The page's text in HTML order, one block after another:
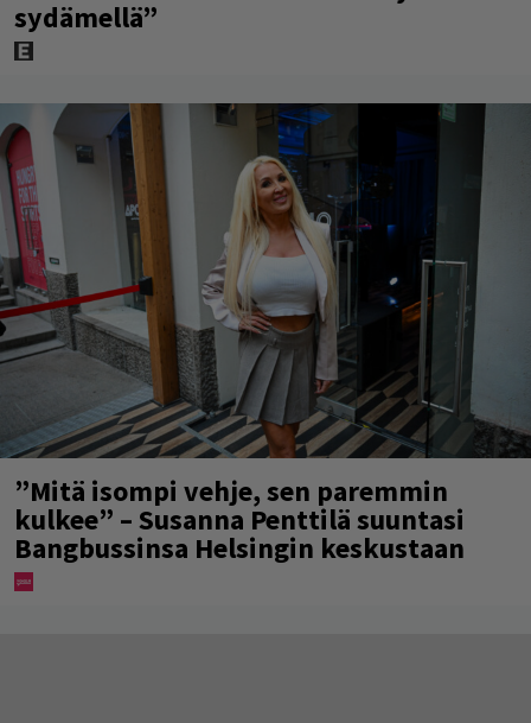
sydämellä”
”Mitä isompi vehje, sen paremmin
kulkee” – Susanna Penttilä suuntasi
Bangbussinsa Helsingin keskustaan